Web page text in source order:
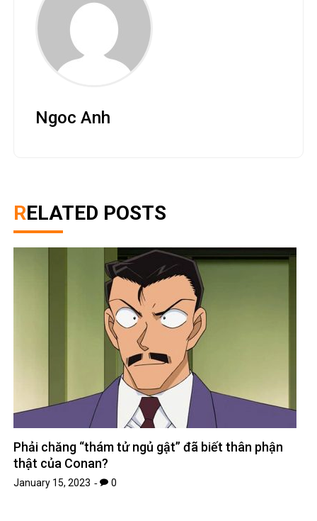
Ngoc Anh
RELATED POSTS
Phải chăng “thám tử ngủ gật” đã biết thân phận
thật của Conan?
January 15, 2023 0